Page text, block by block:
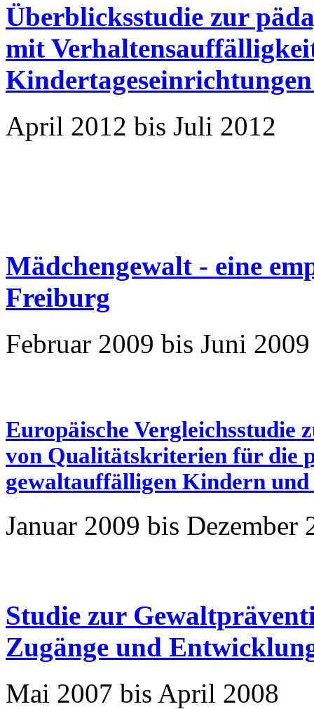
Überblicksstudie zur
mit
April 2012 bis Juli 2012
Mädchengewalt - eine
Freiburg
Februar 2009 bis Juni 2009
Europäische Vergleichsstudie
von Qualitätskriterien für die
gewaltauffälligen Kindern
Januar 2009 bis Dezember
Studie zur
Zugänge und
Mai 2007 bis April 2008